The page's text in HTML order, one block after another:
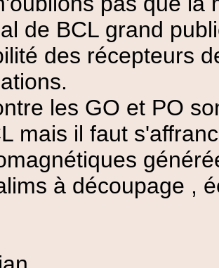
de BCL grand
des récepteurs
les GO et PO
mais il faut
à découpage ,